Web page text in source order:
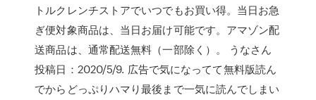
トルクレンチストアでいつでもお買い得。当日お急
ぎ便対象商品は、当日お届け可能です。アマゾン配
送商品は、通常配送無料（一部除く）。 うなさん
投稿日：2020/5/9. 広告で気になってて無料版読ん
でからどっぷりハマり最後まで一気に読んでしまい